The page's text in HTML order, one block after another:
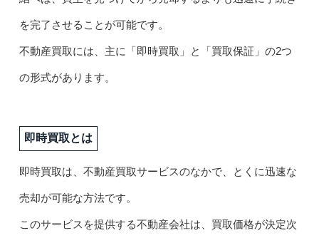
を完了させることが可能です。
不動産買取には、主に「即時買取」と「買取保証」の2つ
の形式があります。
即時買取とは
即時買取は、不動産買取サービスのなかで、とくに迅速な
売却が可能な方法です。
このサービスを提供する不動産会社は、買取価格が決定次